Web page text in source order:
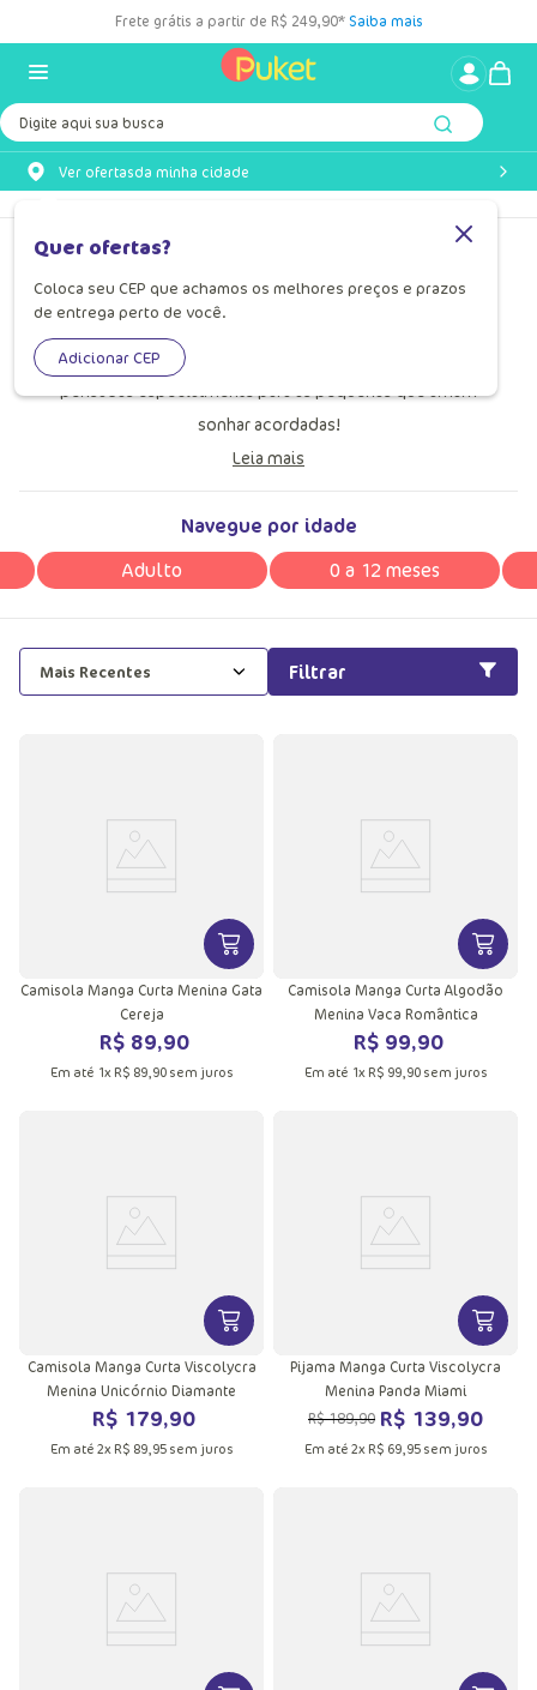
Frete grátis a partir de R$ 249,90* Saiba mais
Digite aqui sua busca
Ver ofertasda minha cidade
Quer ofertas?
Coloca seu CEP que achamos os melhores preços e prazos
de entrega perto de você.
Adicionar CEP
Pijama Infantil Feminino
Conforto e estilo se unem nos pijamas infantis femininos
de nossa coleção. Para noites tranquilas ou tardes de
brincadeira, oferecemos opções charmosas e divertidas,
pensadas especialmente para as pequenas que amam
sonhar acordadas!
Leia mais
Navegue por idade
Adulto
0 a 12 meses
Mais Recentes Filtrar
VER MAIS INFORMAÇÕES DO
Camisola Manga Curta Menina Gata
Cereja
R$ 89,90
Em até 1x R$ 89, 90sem juros
VER
Camisola Manga Curta Algodão
Menina Vaca Romântica
R$ 99,90
Em até 1x R$ 99, 90sem juros
VER MAIS INFORMAÇÕES DO
Camisola Manga Curta Viscolycra
Menina Unicórnio Diamante
R$ 179,90
Em até 2x R$ 89, 95sem juros
VER
Pijama Manga Curta Viscolycra
Menina Panda Miami
R$189,90 R$ 139,90
Em até 2x R$ 69, 95sem juros